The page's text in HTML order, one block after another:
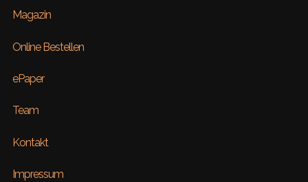
Magazin
Online Bestellen
ePaper
Team
Kontakt
Impressum